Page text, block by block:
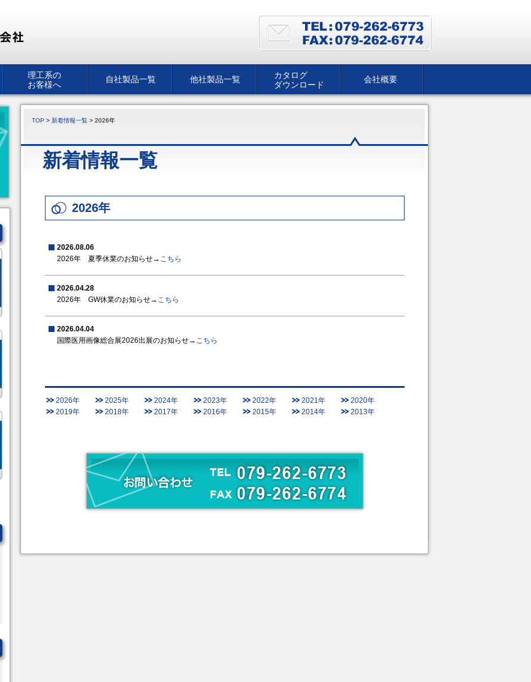
理工系の
お客様へ
自社製品一覧 他社製品一覧
カタログ
ダウンロード
会社概要
TOP > 新着情報一覧 > 2026年
新着情報一覧
2026年
2026.08.06
2026年 夏季休業のお知らせ→ こちら
2026.04.28
2026年 GW休業のお知らせ→ こちら
2026.04.04
国際医用画像総合展2026出展のお知らせ→ こちら
2026年 2025年 2024年 2023年 2022年 2021年
2020年
2019年
2018年 2017年 2016年 2015年 2014年 2013年